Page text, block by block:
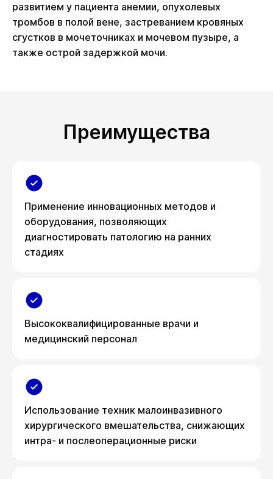
развитием у пациента анемии, опухолевых
тромбов в полой вене, застреванием кровяных
сгустков в мочеточниках и мочевом пузыре, а
также острой задержкой мочи.
Преимущества
Применение инновационных методов и
оборудования, позволяющих
диагностировать патологию на ранних
стадиях
Высококвалифицированные врачи и
медицинский персонал
Использование техник малоинвазивного
хирургического вмешательства, снижающих
интра- и послеоперационные риски